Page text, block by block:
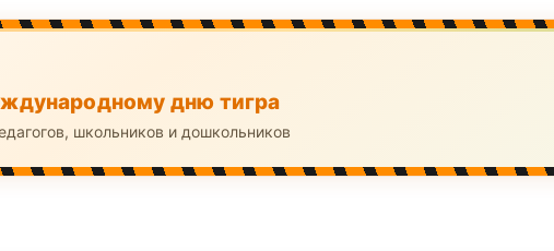
дню тигра
школьников и дошкольников